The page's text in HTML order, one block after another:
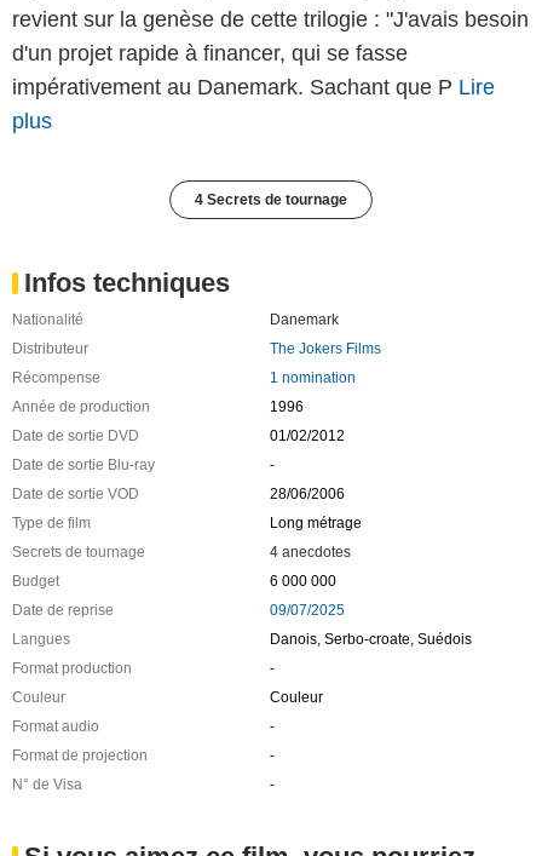
revient sur la genèse de cette trilogie : "J'avais besoin
d'un projet rapide à financer, qui se fasse
impérativement au Danemark. Sachant que P Lire
plus
4 Secrets de tournage
Infos techniques
Nationalité
Danemark
Distributeur
The Jokers Films
Récompense
1 nomination
Année de production
1996
Date de sortie DVD
01/02/2012
Date de sortie Blu-ray
-
Date de sortie VOD
28/06/2006
Type de film
Long métrage
Secrets de tournage
4 anecdotes
Budget
6 000 000
Date de reprise
09/07/2025
Langues
Danois, Serbo-croate, Suédois
Format production
-
Couleur
Couleur
Format audio
-
Format de projection
-
N° de Visa
-